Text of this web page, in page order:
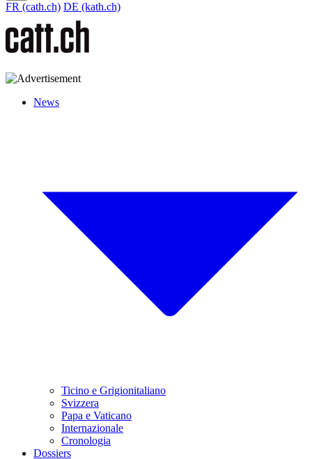
FR (cath.ch) DE (kath.ch)
News
Ticino e Grigionitaliano
Svizzera
Papa e Vaticano
Internazionale
Cronologia
Dossiers